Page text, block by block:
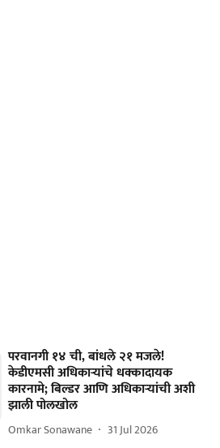
परवानगी १४ ची, बांधले २१ मजले!
केडीएमसी अधिकाऱ्यांचे धक्कादायक
कारनामे; बिल्डर आणि अधिकाऱ्यांची अशी
झाली पोलखोल
Omkar Sonawane 31 Jul 2026